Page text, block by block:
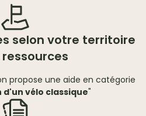
selon votre territoire
propose une aide en catégorie
vélo classique"